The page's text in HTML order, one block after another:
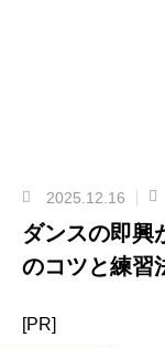
2025.12.16
ダンスの即興
のコツと練習
[PR]